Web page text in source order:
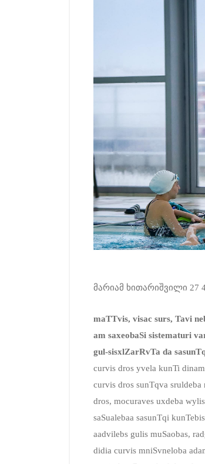
მარიამ ხითარიშვილი 27
maTTvis, visac surs, Tavi
am saxeobaSi sistematuri
gul-sisxlZarRvTa da
curvis dros yvela kunTi
curvis dros sunTqva
dros, mocuraves uxdeba
saSualebaa sasunTqi
aadvilebs gulis muSaobas,
didia curvis mniSvneloba